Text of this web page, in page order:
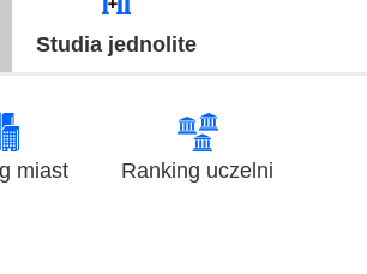
Studia jednolite
miast Ranking uczelni